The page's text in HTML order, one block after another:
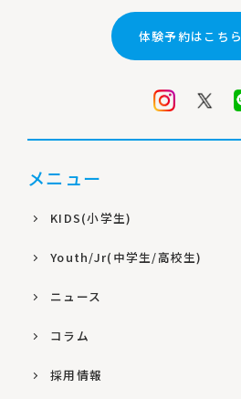
体験予約はこちら
メニュー
KIDS(小学生)
Youth/Jr(中学生/高校生)
ニュース
コラム
採用情報